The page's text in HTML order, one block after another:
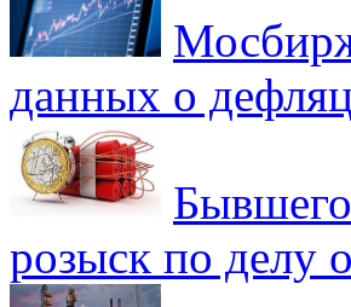
данных о
розыск по делу